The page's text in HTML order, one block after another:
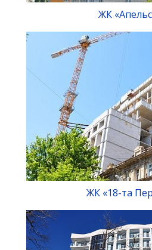
ЖК
ЖК «18-та